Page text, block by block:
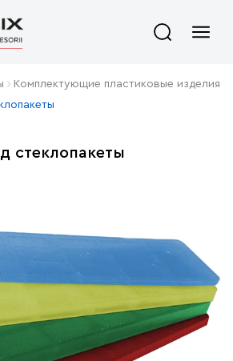
Комплектующие пластиковые изделия
стеклопакеты